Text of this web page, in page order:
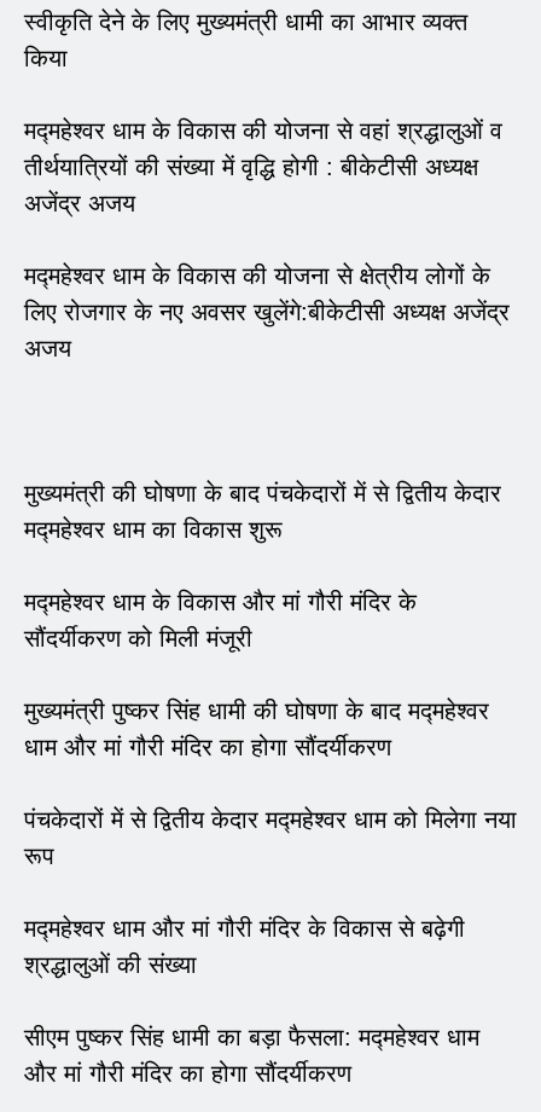
स्वीकृति देने के लिए मुख्यमंत्री धामी का आभार व्यक्त
किया
मद्महेश्वर धाम के विकास की योजना से वहां श्रद्धालुओं व
तीर्थयात्रियों की संख्या में वृद्धि होगी : बीकेटीसी अध्यक्ष
अजेंद्र अजय
मद्महेश्वर धाम के विकास की योजना से क्षेत्रीय लोगों के
लिए रोजगार के नए अवसर खुलेंगे:बीकेटीसी अध्यक्ष अजेंद्र
अजय
मुख्यमंत्री की घोषणा के बाद पंचकेदारों में से द्वितीय केदार
मद्महेश्वर धाम का विकास शुरू
मद्महेश्वर धाम के विकास और मां गौरी मंदिर के
सौंदर्यीकरण को मिली मंजूरी
मुख्यमंत्री पुष्कर सिंह धामी की घोषणा के बाद मद्महेश्वर
धाम और मां गौरी मंदिर का होगा सौंदर्यीकरण
पंचकेदारों में से द्वितीय केदार मद्महेश्वर धाम को मिलेगा नया
रूप
मद्महेश्वर धाम और मां गौरी मंदिर के विकास से बढ़ेगी
श्रद्धालुओं की संख्या
सीएम पुष्कर सिंह धामी का बड़ा फैसला: मद्महेश्वर धाम
और मां गौरी मंदिर का होगा सौंदर्यीकरण